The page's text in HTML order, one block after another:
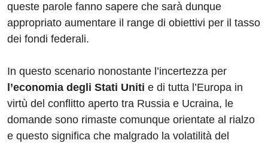
queste parole fanno sapere che sarà dunque
appropriato aumentare il range di obiettivi per il tasso
dei fondi federali.
In questo scenario nonostante l’incertezza per
l’economia degli Stati Uniti e di tutta l’Europa in
virtù del conflitto aperto tra Russia e Ucraina, le
domande sono rimaste comunque orientate al rialzo
e questo significa che malgrado la volatilità del